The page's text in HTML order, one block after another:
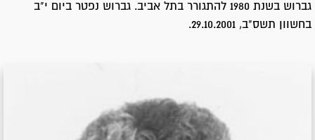
גברוש בשנת 1980 להתגורר בתל אביב. גברוש נפטר ביום י"ב
בחשוון תשס"ב, 29.10.2001.